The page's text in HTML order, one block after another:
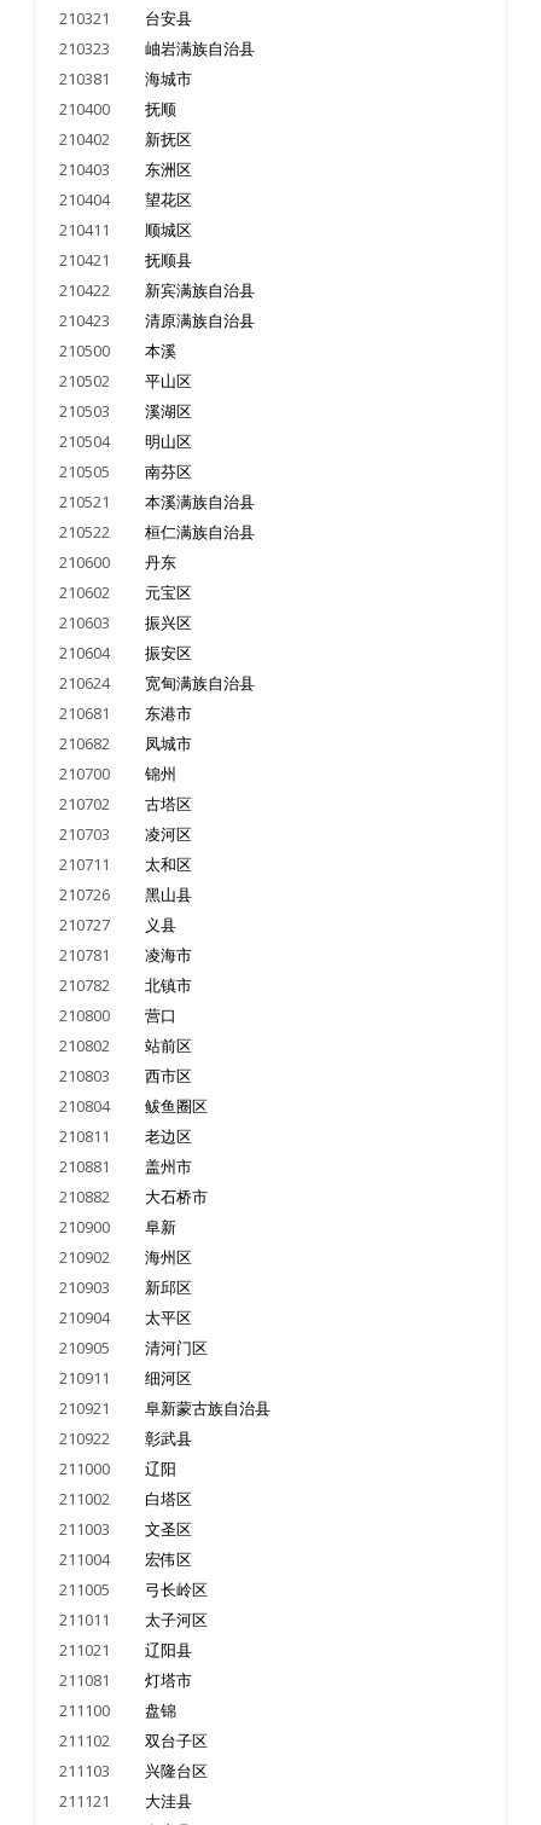
210321 台安县
210323 岫岩满族自治县
210381 海城市
210400 抚顺
210402 新抚区
210403 东洲区
210404 望花区
210411 顺城区
210421 抚顺县
210422 新宾满族自治县
210423 清原满族自治县
210500 本溪
210502 平山区
210503 溪湖区
210504 明山区
210505 南芬区
210521 本溪满族自治县
210522 桓仁满族自治县
210600 丹东
210602 元宝区
210603 振兴区
210604 振安区
210624 宽甸满族自治县
210681 东港市
210682 凤城市
210700 锦州
210702 古塔区
210703 凌河区
210711 太和区
210726 黑山县
210727
义县
210781 凌海市
210782 北镇市
210800 营口
210802 站前区
210803 西市区
210804 鲅鱼圈区
210811 老边区
210881 盖州市
210882 大石桥市
210900 阜新
210902 海州区
210903 新邱区
210904 太平区
210905 清河门区
210911 细河区
210921 阜新蒙古族自治县
210922 彰武县
211000 辽阳
211002 白塔区
211003 文圣区
211004 宏伟区
211005 弓长岭区
211011 太子河区
211021 辽阳县
211081 灯塔市
211100 盘锦
211102 双台子区
211103 兴隆台区
211121 大洼县